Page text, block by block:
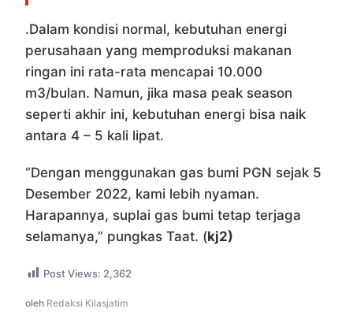
.Dalam kondisi normal, kebutuhan energi
perusahaan yang memproduksi makanan
ringan ini rata-rata mencapai 10.000
m3/bulan. Namun, jika masa peak season
seperti akhir ini, kebutuhan energi bisa naik
antara 4 – 5 kali lipat.
“Dengan menggunakan gas bumi PGN sejak 5
Desember 2022, kami lebih nyaman.
Harapannya, suplai gas bumi tetap terjaga
selamanya,” pungkas Taat. (kj2)
Post Views: 2,362
oleh Redaksi Kilasjatim